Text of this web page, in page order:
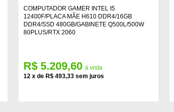
COMPUTADOR GAMER INTEL I5
12400F/PLACA MÃE H610 DDR4/16GB
DDR4/SSD 480GB/GABINETE Q500L/500W
80PLUS/RTX 2060
12 x de R$ 493,33
R$ 5.209,60